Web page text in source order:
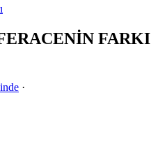
FARKI
·